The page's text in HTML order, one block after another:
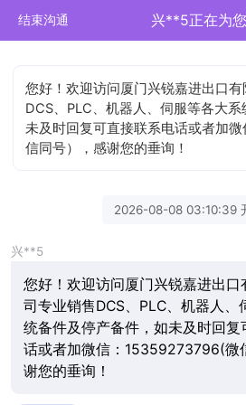
结束沟通 兴**5正在为
您好！欢迎访问厦门兴锐嘉进出口
DCS、PLC、机器人、伺服等各大
未及时回复可直接联系电话或者加
信同号），感谢您的垂询！
2026-08-08 03:10:39
兴**5
您好！欢迎访问厦门兴锐嘉进出口
司专业销售DCS、PLC、机器人、
统备件及停产备件，如未及时回复
话或者加微信：15359273796(微
谢您的垂询！